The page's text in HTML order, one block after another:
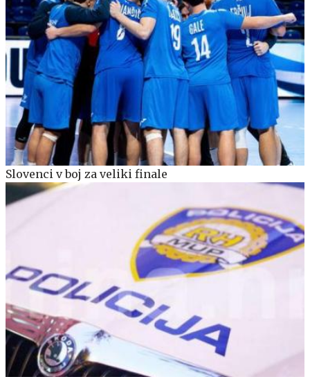
Slovenci v boj za veliki finale